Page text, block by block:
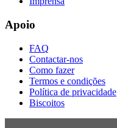
Apoio
FAQ
Contactar-nos
Como fazer
Termos e condições
Política de privacidade
Biscoitos